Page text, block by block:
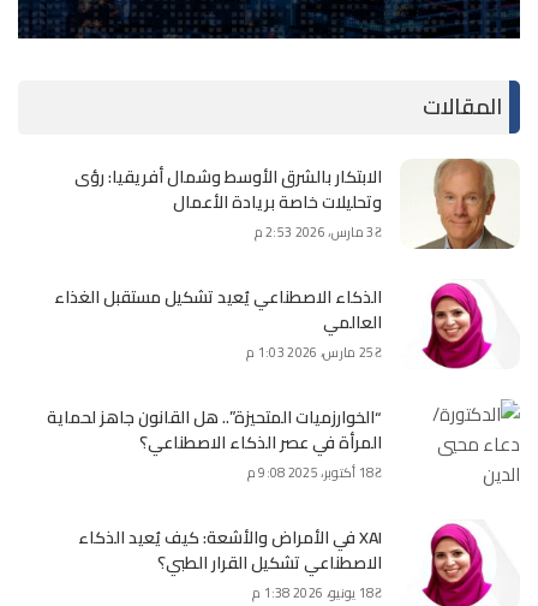
المقالات
الابتكار بالشرق الأوسط وشمال أفريقيا: رؤى
وتحليلات خاصة بريادة الأعمال
3 مارس، 2026 2:53 م
الذكاء الاصطناعي يُعيد تشكيل مستقبل الغذاء
العالمي
25 مارس، 2026 1:03 م
“الخوارزميات المتحيزة”.. هل القانون جاهز لحماية
المرأة في عصر الذكاء الاصطناعي؟
18 أكتوبر، 2025 9:08 م
XAI في الأمراض والأشعة: كيف يُعيد الذكاء
الاصطناعي تشكيل القرار الطبي؟
18 يونيو، 2026 1:38 م